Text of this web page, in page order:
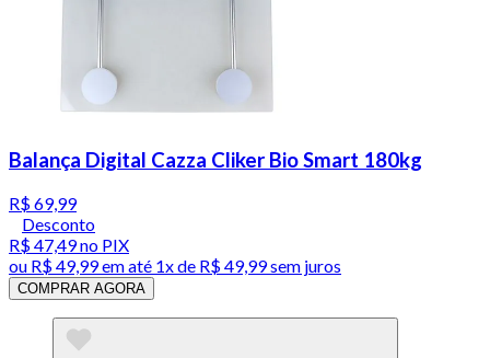
Balança Digital Cazza Cliker Bio Smart 180kg
R$ 69,99
Desconto
R$ 47,49no PIX
ou R$ 49,99em até 1x de R$ 49,99sem juros
COMPRAR AGORA